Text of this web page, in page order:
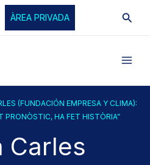
ÀREA PRIVADA
(FUNDACIÓN EMPRESA Y CLIMA):
PRONÒSTIC, HA FET HISTÒRIA”
Carles